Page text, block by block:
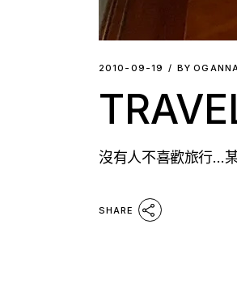
2010-09-19 BY
沒有人不喜歡旅行…
SHARE